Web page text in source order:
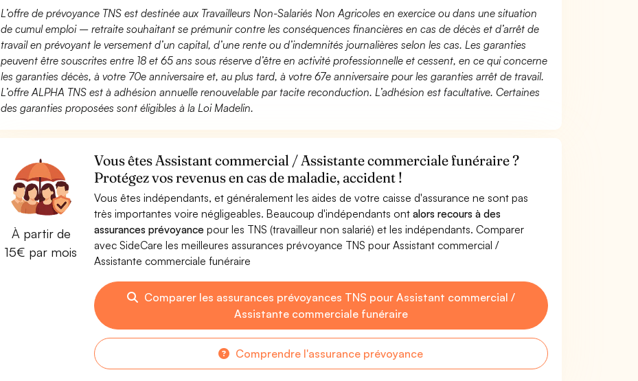
L’offre de prévoyance TNS est destinée aux Travailleurs Non-Salariés Non Agricoles en exercice ou dans une situation
de cumul emploi – retraite souhaitant se prémunir contre les conséquences financières en cas de décès et d’arrêt de
travail en prévoyant le versement d’un capital, d’une rente ou d’indemnités journalières selon les cas. Les garanties
peuvent être souscrites entre 18 et 65 ans sous réserve d’être en activité professionnelle et cessent, en ce qui concerne
les garanties décès, à votre 70e anniversaire et, au plus tard, à votre 67e anniversaire pour les garanties arrêt de travail.
L’offre ALPHA TNS est à adhésion annuelle renouvelable par tacite reconduction. L’adhésion est facultative. Certaines
des garanties proposées sont éligibles à la Loi Madelin.
À partir de
15€ par mois
Vous êtes Assistant commercial / Assistante commerciale funéraire ?
Protégez vos revenus en cas de maladie, accident !
Vous êtes indépendants, et généralement les aides de votre caisse d'assurance ne sont pas
très importantes voire négligeables. Beaucoup d'indépendants ont alors recours à des
assurances prévoyancepour les TNS (travailleur non salarié) et les indépendants. Comparer
avec SideCare les meilleures assurances prévoyance TNS pour Assistant commercial /
Assistante commerciale funéraire
Comparer les assurances prévoyances TNS pour Assistant commercial /
Assistante commerciale funéraire
Comprendre l'assurance prévoyance